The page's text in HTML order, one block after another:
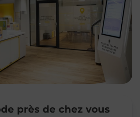
près de chez vous